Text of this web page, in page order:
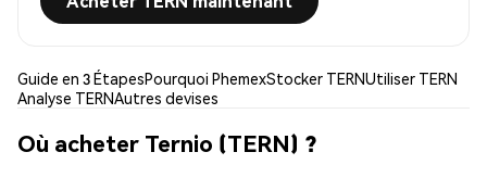
Guide en 3 ÉtapesPourquoi PhemexStocker TERNUtiliser TERN
Analyse TERNAutres devises
Où acheter Ternio (TERN) ?